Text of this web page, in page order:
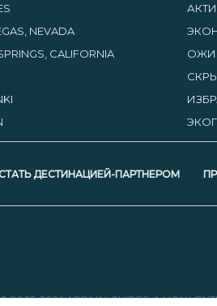
NEVADA
CALIFORNIA
ДЕСТИНАЦИЕЙ-ПАРТНЕРОМ
© 2005-2026 ARRIVALGUIDES, A LION